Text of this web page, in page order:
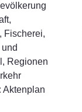
Fischerei,
Regionen
Aktenplan